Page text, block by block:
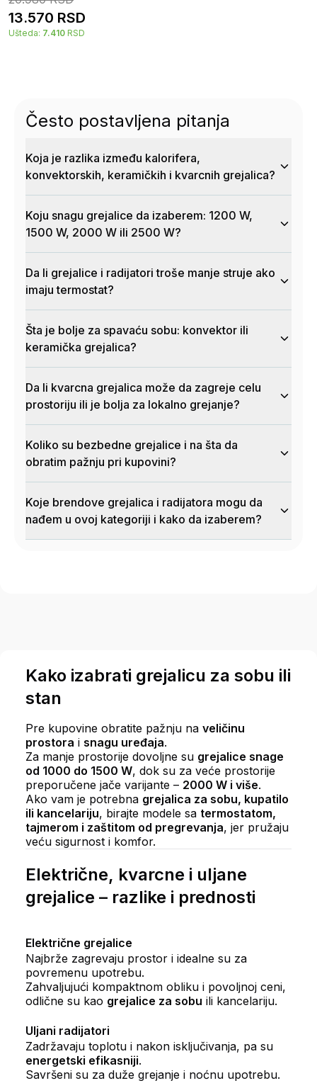
13.570 RSD
Ušteda: 7.410 RSD
Često postavljena pitanja
Koja je razlika između kalorifera,
konvektorskih, keramičkih i kvarcnih grejalica?
Koju snagu grejalice da izaberem: 1200 W,
1500 W, 2000 W ili 2500 W?
Da li grejalice i radijatori troše manje struje ako
imaju termostat?
Šta je bolje za spavaću sobu: konvektor ili
keramička grejalica?
Da li kvarcna grejalica može da zagreje celu
prostoriju ili je bolja za lokalno grejanje?
Koliko su bezbedne grejalice i na šta da
obratim pažnju pri kupovini?
Koje brendove grejalica i radijatora mogu da
nađem u ovoj kategoriji i kako da izaberem?
Kako izabrati grejalicu za sobu ili
stan
Pre kupovine obratite pažnju na veličinu
prostora i snagu uređaja.
Za manje prostorije dovoljne su grejalice snage
od 1000 do 1500 W, dok su za veće prostorije
preporučene jače varijante – 2000 W i više.
Ako vam je potrebna grejalica za sobu, kupatilo
ili kancelariju, birajte modele sa termostatom,
tajmerom i zaštitom od pregrevanja, jer pružaju
veću sigurnost i komfor.
Električne, kvarcne i uljane
grejalice – razlike i prednosti
Električne grejalice
Najbrže zagrevaju prostor i idealne su za
povremenu upotrebu.
Zahvaljujući kompaktnom obliku i povoljnoj ceni,
odlične su kao grejalice za sobu ili kancelariju.
Uljani radijatori
Zadržavaju toplotu i nakon isključivanja, pa su
energetski efikasniji.
Savršeni su za duže grejanje i noćnu upotrebu.